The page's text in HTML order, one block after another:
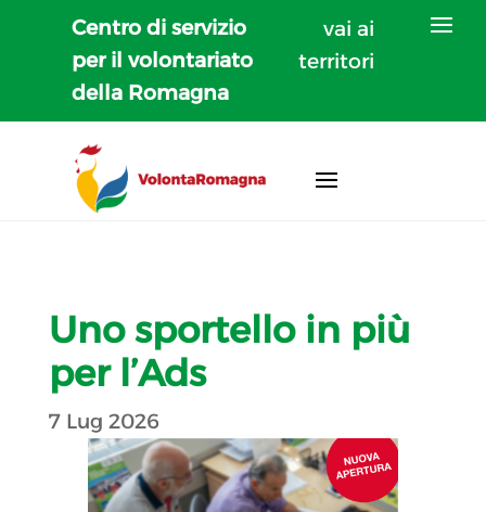
Centro di servizio
per il volontariato
della Romagna
vai ai
territori
Uno sportello in più
per l’Ads
7 Lug 2026